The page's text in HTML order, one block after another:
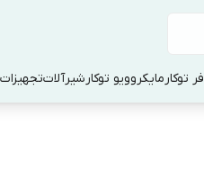
فر توکارمایکروویو توکارشیرآلات